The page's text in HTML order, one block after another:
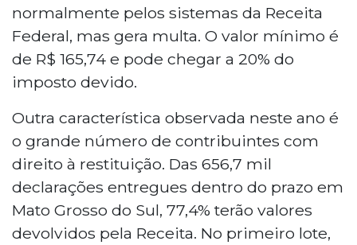
normalmente pelos sistemas da Receita
Federal, mas gera multa. O valor mínimo é
de R$ 165,74 e pode chegar a 20% do
imposto devido.
Outra característica observada neste ano é
o grande número de contribuintes com
direito à restituição. Das 656,7 mil
declarações entregues dentro do prazo em
Mato Grosso do Sul, 77,4% terão valores
devolvidos pela Receita. No primeiro lote,